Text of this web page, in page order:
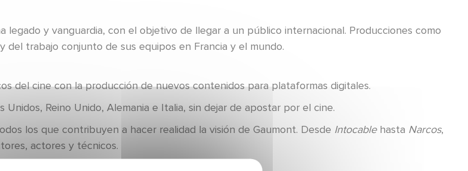
y vanguardia, con el objetivo de llegar a un público internacional. Producciones como
trabajo conjunto de sus equipos en Francia y el mundo.
del cine con la producción de nuevos contenidos para plataformas digitales.
Reino Unido, Alemania e Italia, sin dejar de apostar por el cine.
los que contribuyen a hacer realidad la visión de Gaumont. Desde Intocablehasta Narcos,
actores y técnicos.